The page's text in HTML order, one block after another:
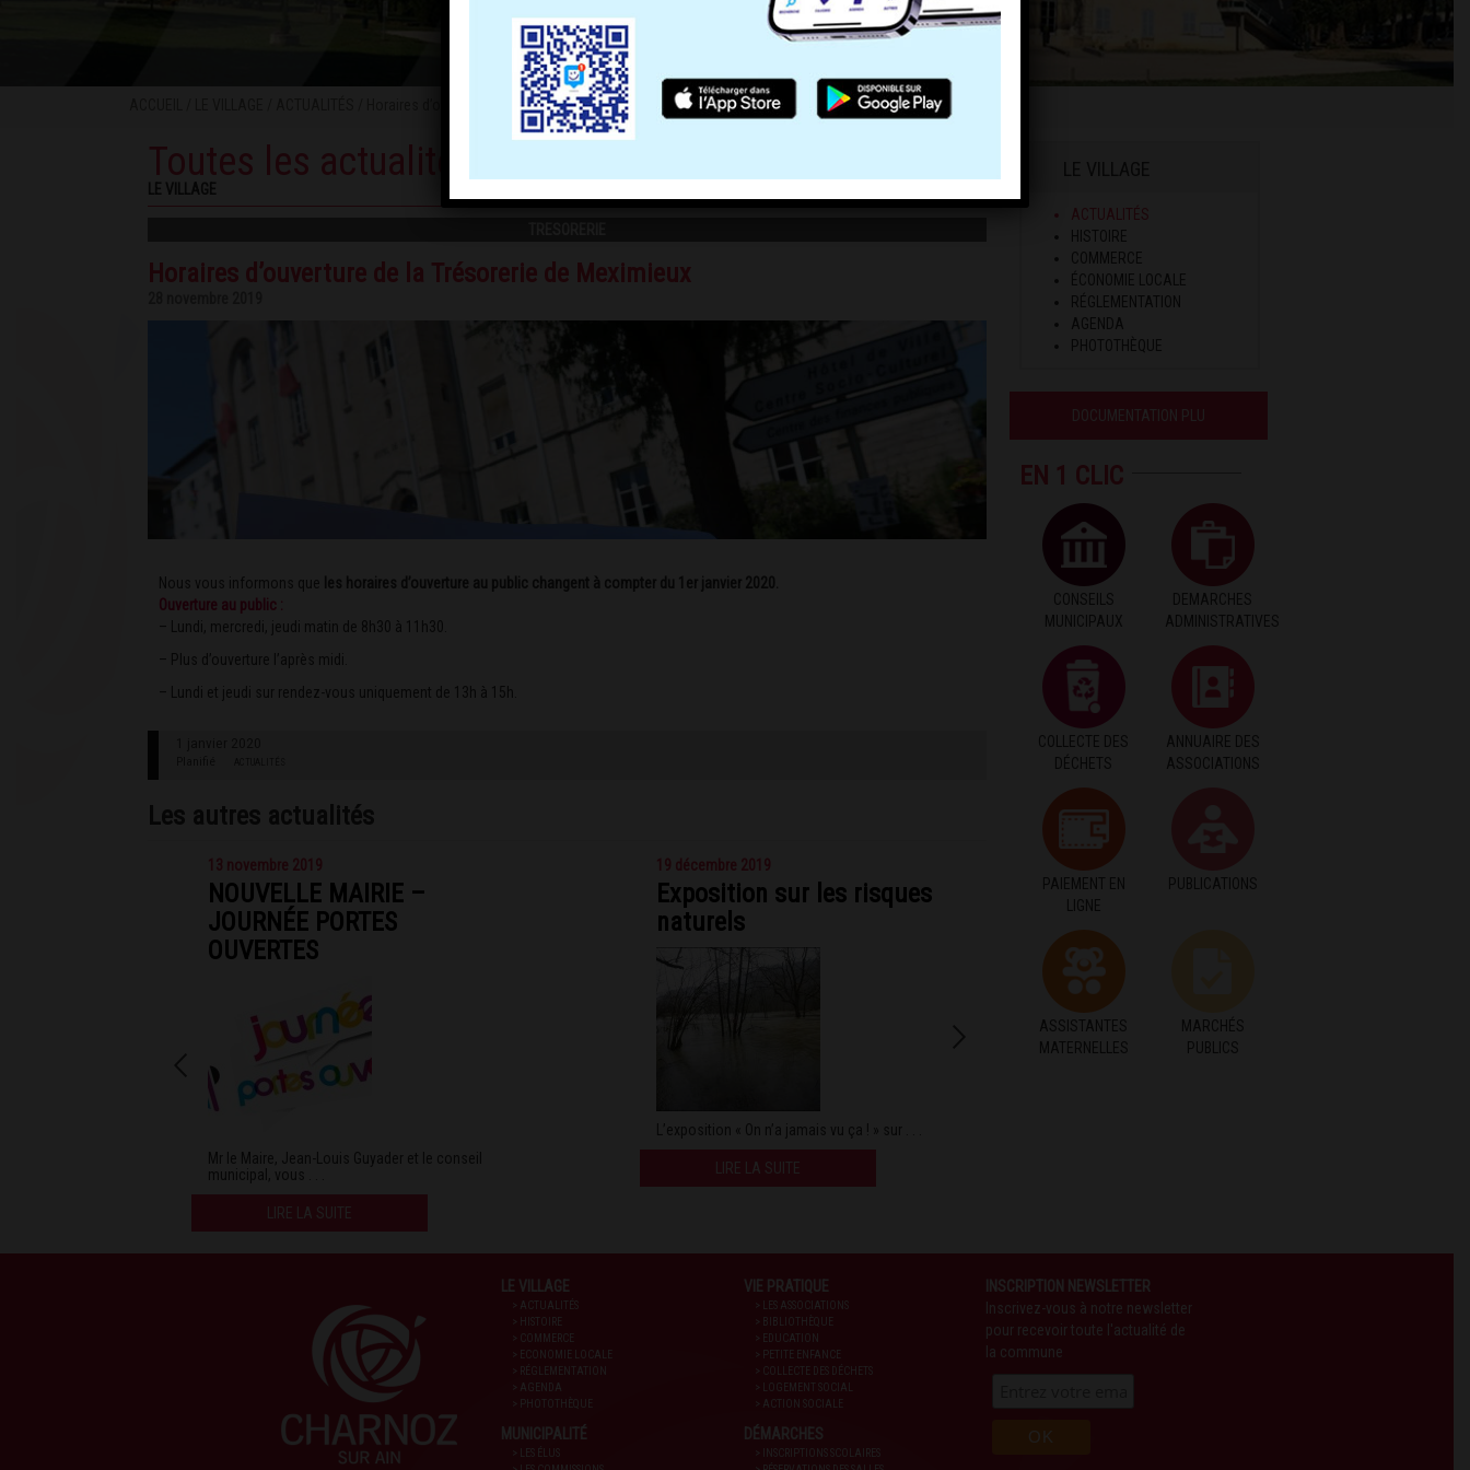
/ Horaires d’ouverture de la Trésorerie de Meximieux
Toutes les actualités
LE VILLAGE
Horaires d’ouverture de la Trésorerie de Meximieux
Nous vous informons que les horaires d’ouverture au public changent à compter du 1er janvier 2020.
Ouverture au public :
– Lundi, mercredi, jeudi matin de 8h30 à 11h30.
– Plus d’ouverture l’après midi.
– Lundi et jeudi sur rendez-vous uniquement de 13h à 15h.
Les autres actualités
13 novembre 2019
NOUVELLE MAIRIE –
JOURNÉE PORTES
OUVERTES
Mr le Maire, Jean-Louis Guyader et le conseil
municipal, vous . . .
LIRE LA SUITE
19 décembre 2019
Exposition sur les risques
naturels
L’exposition « On n’a jamais vu ça ! » sur . . .
LIRE LA SUITE
ACTUALITÉS
HISTOIRE
COMMERCE
ÉCONOMIE LOCALE
RÉGLEMENTATION
AGENDA
PHOTOTHÈQUE
DOCUMENTATION PLU
EN 1 CLIC
CONSEILS
MUNICIPAUX
DEMARCHES
ADMINISTRATIVES
COLLECTE DES
DÉCHETS
ANNUAIRE DES
ASSOCIATIONS
PAIEMENT EN
LIGNE
PUBLICATIONS
ASSISTANTES
MATERNELLES
MARCHÉS
PUBLICS
LE VILLAGE
> ACTUALITÉS
> HISTOIRE
> COMMERCE
> ECONOMIE LOCALE
> RÉGLEMENTATION
> AGENDA
> PHOTOTHÈQUE
MUNICIPALITÉ
VIE PRATIQUE
> LES ASSOCIATIONS
> BIBLIOTHÈQUE
> EDUCATION
> PETITE ENFANCE
> LOGEMENT SOCIAL
> ACTION SOCIALE
DÉMARCHES
> INSCRIPTIONS SCOLAIRES
INSCRIPTION NEWSLETTER
Inscrivez-vous à notre newsletter
pour recevoir toute l'actualité de
la commune